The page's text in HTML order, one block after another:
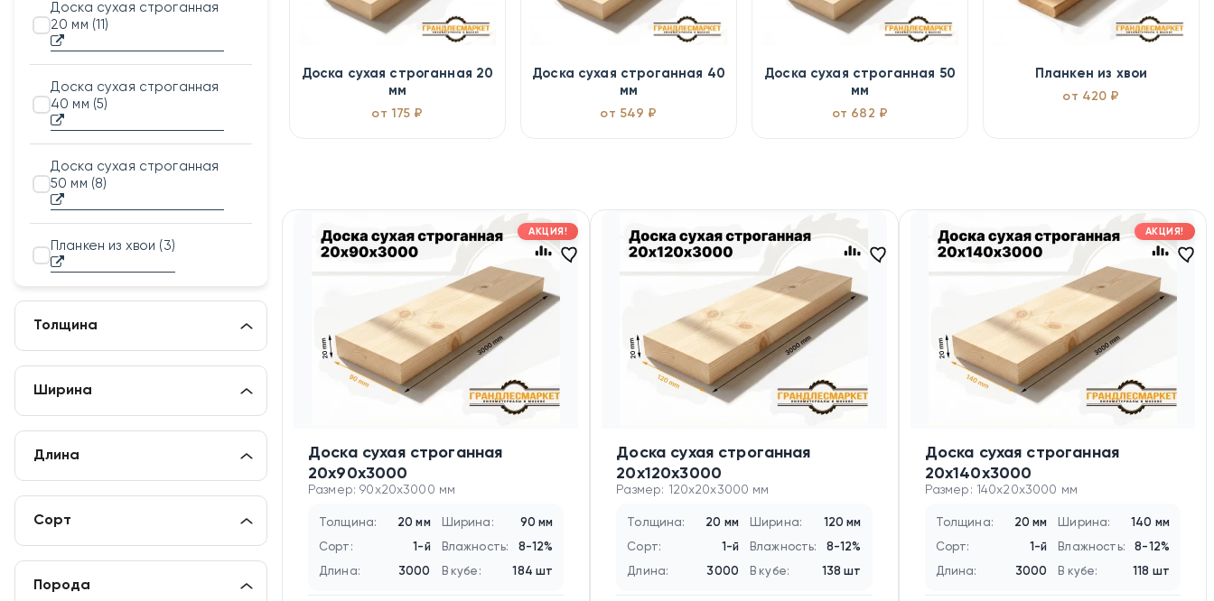
Доска сухая строганная
20 мм (11)
Доска сухая строганная
40 мм (5)
Доска сухая строганная
50 мм (8)
Планкен из хвои (3)
Толщина
Ширина
Длина
Сорт
Порода
Доска сухая строганная 20
мм
от 175 ₽
Доска сухая строганная 40
мм
от 549 ₽
Доска сухая строганная 50
мм
от 682 ₽
Планкен из хвои
от 420 ₽
АКЦИЯ!
Доска сухая строганная
20х90х3000
Размер: 90x20x3000 мм
Толщина: 20 мм Ширина: 90 мм
Сорт: 1-й Влажность: 8-12%
Длина: 3000 В кубе: 184 шт
Доска сухая строганная
20х120х3000
Размер: 120x20x3000 мм
Толщина: 20 мм Ширина: 120 мм
Сорт: 1-й Влажность: 8-12%
Длина: 3000 В кубе: 138 шт
АКЦИЯ!
Доска сухая строганная
20х140х3000
Размер: 140x20x3000 мм
Толщина: 20 мм Ширина: 140 мм
Сорт: 1-й Влажность: 8-12%
Длина: 3000 В кубе: 118 шт